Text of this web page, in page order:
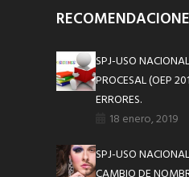
SPJ-USO
PROCESAL (OEP
ERRORES.
18 enero, 2019
SPJ-USO